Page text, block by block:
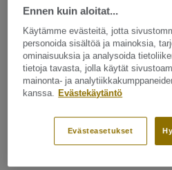
Valittavana on klassisia
saarni sekä uusia jännittäviä
ilmeitä. Lakka- tai
parkettia.
Parketin lajitelma vaikuttaa
yleisilmeeseen.
Ennen kuin aloitat...
Käytämme evästeitä, jotta
personoida sisältöä ja mainoksia,
ominaisuuksia ja analysoida
tietoja tavasta, jolla käytät
mainonta- ja
kanssa. Evästekäytäntö
Evästeasetukset